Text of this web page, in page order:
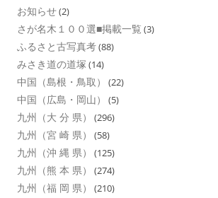
お知らせ(2)
さが名木１００選■掲載一覧 (3)
ふるさと古写真考(88)
みさき道の道塚 (14)
中国（島根・鳥取） (22)
中国（広島・岡山） (5)
九州（大 分 県） (296)
九州（宮 崎 県） (58)
九州（沖 縄 県） (125)
九州（熊 本 県） (274)
九州（福 岡 県） (210)